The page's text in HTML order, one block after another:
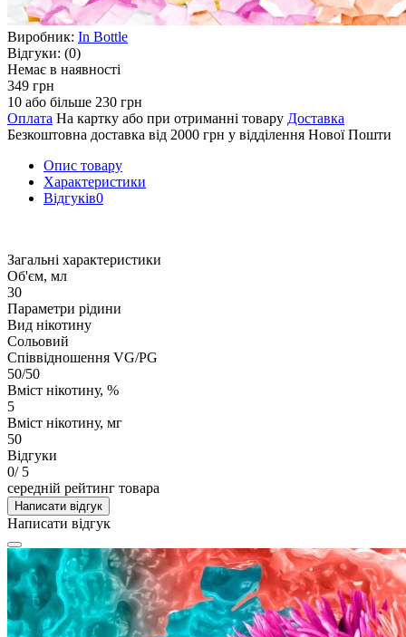
Виробник: In Bottle
Відгуки: (0)
Немає в наявності
349 грн
10 або більше 230 грн
Оплата На картку або при отриманні товару Доставка
Безкоштовна доставка від 2000 грн у відділення Нової Пошти
Опис товару
Характеристики
Відгуків0
Загальні характеристики
Об'єм, мл
30
Параметри рідини
Вид нікотину
Сольовий
Співвідношення VG/PG
50/50
Вміст нікотину, %
5
Вміст нікотину, мг
50
Відгуки
0/ 5
середній рейтинг товара
Написати відгук
Написати відгук